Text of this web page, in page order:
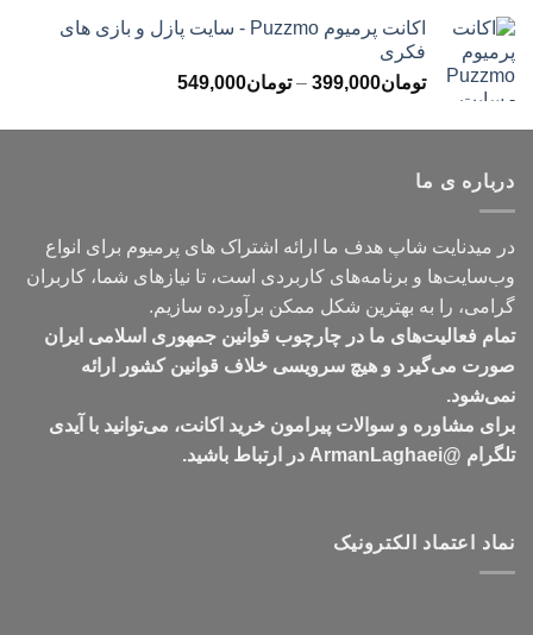
اکانت پرمیوم Puzzmo - سایت پازل و بازی های
فکری
تومان399,000
– تومان549,000محدوده
تومان399,000
درباره ی ما
در میدنایت شاپ هدف ما ارائه اشتراک های پرمیوم برای انواع
وب‌سایت‌ها و برنامه‌های کاربردی است، تا نیازهای شما، کاربران
گرامی، را به بهترین شکل ممکن برآورده سازیم.
تمام فعالیت‌های ما در چارچوب قوانین جمهوری اسلامی ایران
صورت می‌گیرد و هیچ سرویسی خلاف قوانین کشور ارائه
نمی‌شود.
برای مشاوره و سوالات پیرامون خرید اکانت، می‌توانید با آیدی
تلگرام @ArmanLaghaei در ارتباط باشید.
نماد اعتماد الکترونیک